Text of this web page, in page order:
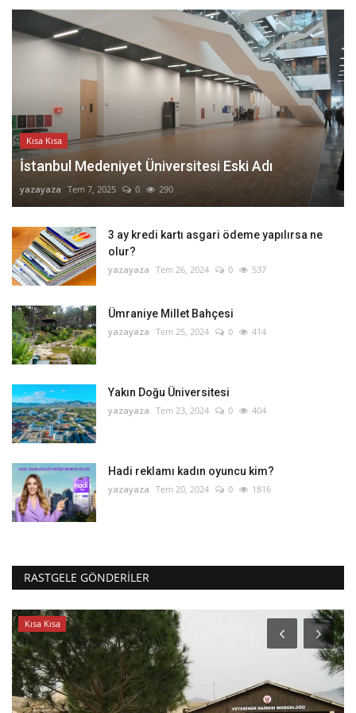
Kısa Kısa
İstanbul Medeniyet Üniversitesi Eski Adı
yazayaza Tem 7, 2025 0 290
3 ay kredi kartı asgari ödeme yapılırsa ne
olur?
yazayaza Tem 26, 2024 0 537
Ümraniye Millet Bahçesi
yazayaza Tem 25, 2024 0 414
Yakın Doğu Üniversitesi
yazayaza Tem 23, 2024 0 404
Hadi reklamı kadın oyuncu kim?
yazayaza Tem 20, 2024 0 1816
RASTGELE GÖNDERILER
Kısa Kısa